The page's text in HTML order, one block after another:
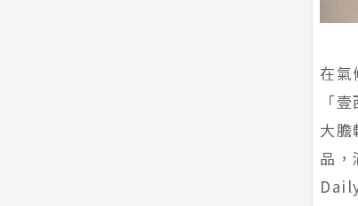
在氣
「
大膽
品，